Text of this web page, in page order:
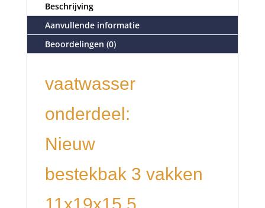
Beschrijving
Aanvullende informatie
Beoordelingen (0)
vaatwasser
onderdeel:
Nieuw
bestekbak 3 vakken